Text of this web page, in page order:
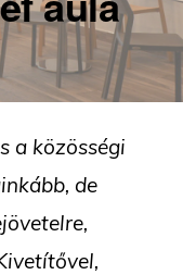
a közösségi
de